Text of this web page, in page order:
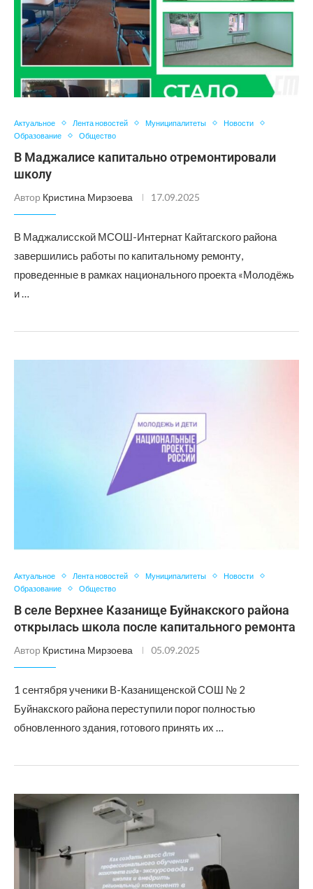
Актуальное Лента новостей Муниципалитеты
Новости
Образование
Общество
В Маджалисе капитально отремонтировали
школу
Автор Кристина Мирзоева 17.09.2025
В Маджалисской МСОШ-Интернат Кайтагского района
завершились работы по капитальному ремонту,
проведенные в рамках национального проекта «Молодёжь
и …
Актуальное Лента новостей Муниципалитеты
Новости
Образование
Общество
В селе Верхнее Казанище Буйнакского района
открылась школа после капитального ремонта
Автор Кристина Мирзоева 05.09.2025
1 сентября ученики В-Казанищенской СОШ № 2
Буйнакского района переступили порог полностью
обновленного здания, готового принять их …